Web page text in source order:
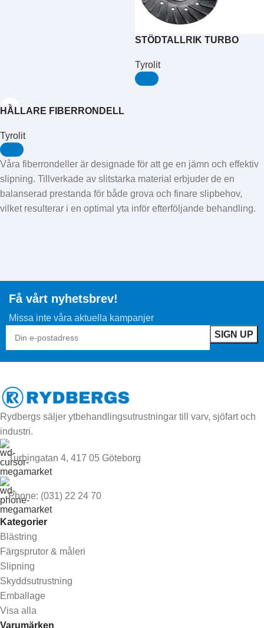
STÖDTALLRIK TURBO
Tyrolit
HÅLLARE FIBERRONDELL
Tyrolit
Våra fiberrondeller är designade för att ge en jämn och effektiv
slipning. Tillverkade av slitstarka material erbjuder de en
balanserad prestanda för både grova och finare slipbehov,
vilket resulterar i en optimal yta inför efterföljande behandling.
Få vårt nyhetsbrev!
Missa inte våra aktuella kampanjer
Rydbergs säljer ytbehandlingsutrustningar till varv, sjöfart och
industri.
Turbingatan 4, 417 05 Göteborg
Phone: (031) 22 24 70
Kategorier
Blästring
Färgsprutor & måleri
Slipning
Skyddsutrustning
Emballage
Visa alla
Varumärken